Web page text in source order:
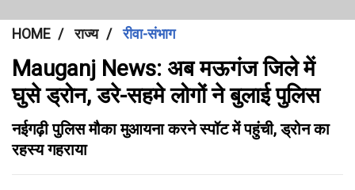
HOME राज्य रीवा-संभाग
Mauganj News: अब मऊगंज जिले में
घुसे ड्रोन, डरे-सहमे लोगों ने बुलाई पुलिस
नईगढ़ी पुलिस मौका मुआयना करने स्पॉट में पहुंची, ड्रोन का
रहस्य गहराया